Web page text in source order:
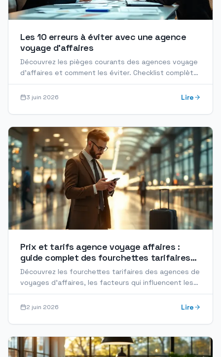
Les 10 erreurs à éviter avec une agence
voyage d'affaires
Découvrez les pièges courants des agences voyage
d'affaires et comment les éviter. Checklist complète
pour optimiser vos déplacements professionnels.
3 juin 2026 Lire
Prix et tarifs agence voyage affaires :
guide complet des fourchettes tarifaires
2026
Découvrez les fourchettes tarifaires des agences de
voyages d'affaires, les facteurs qui influencent les
prix et comment évaluer un devis en 2026.
2 juin 2026 Lire